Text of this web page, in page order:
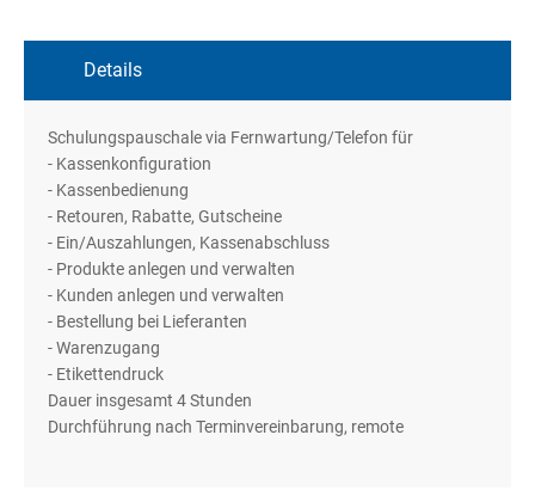
Details
Schulungspauschale via Fernwartung/Telefon für
- Kassenkonfiguration
- Kassenbedienung
- Retouren, Rabatte, Gutscheine
- Ein/Auszahlungen, Kassenabschluss
- Produkte anlegen und verwalten
- Kunden anlegen und verwalten
- Bestellung bei Lieferanten
- Warenzugang
- Etikettendruck
Dauer insgesamt 4 Stunden
Durchführung nach Terminvereinbarung, remote